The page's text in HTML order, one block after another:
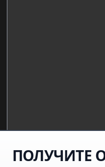
ПОЛУЧИТЕ